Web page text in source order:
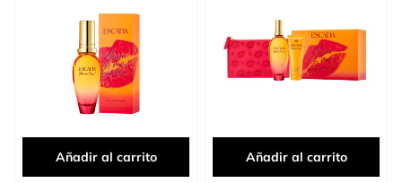
Añadir al carrito Añadir al carrito